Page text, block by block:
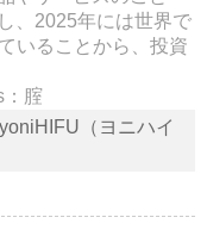
、2025年には世界で
いることから、投資
腟
yoniHIFU（ヨニハイ